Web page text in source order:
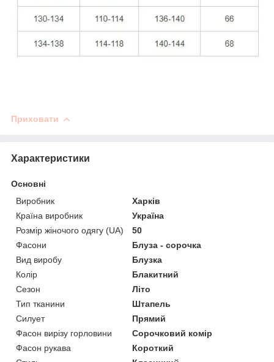
Приховати
Характеристики
Основні
Виробник
Харків
Країна виробник
Україна
Розмір жіночого одягу (UA)
50
Фасони
Блуза - сорочка
Вид виробу
Блузка
Колір
Блакитний
Сезон
Літо
Тип тканини
Штапель
Силует
Прямий
Фасон вирізу горловини
Сорочковий комір
Фасон рукава
Короткий